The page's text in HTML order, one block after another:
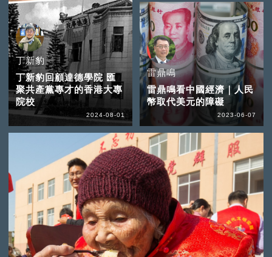
丁新豹
丁新豹回顧達德學院 匯
聚共產黨專才的香港大專
院校
2024-08-01
雷鼎鳴
雷鼎鳴看中國經濟｜人民
幣取代美元的障礙
2023-06-07